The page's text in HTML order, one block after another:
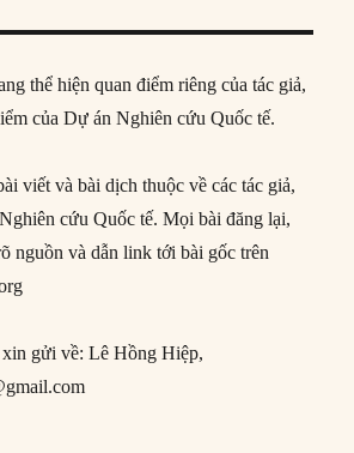
thể hiện quan điểm riêng của tác giả,
của Dự án Nghiên cứu Quốc tế.
viết và bài dịch thuộc về các tác giả,
cứu Quốc tế. Mọi bài đăng lại,
nguồn và dẫn link tới bài gốc trên
gửi về: Lê Hồng Hiệp,